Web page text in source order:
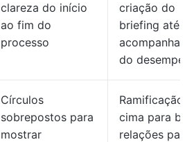
clareza do início
ao fim do
processo
criação do
briefing até o
do
Círculos
sobrepostos para
mostrar
Ramificação
cima para
relações pai-